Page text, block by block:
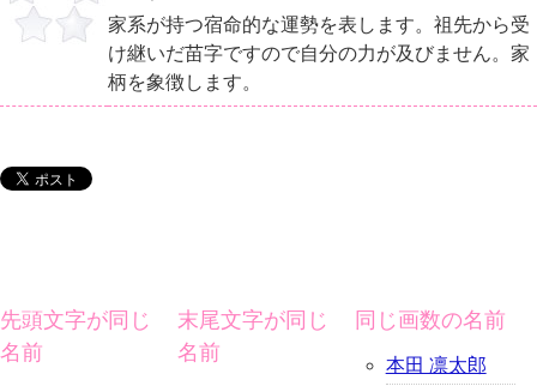
家系が持つ宿命的な運勢を表します。祖先から受
け継いだ苗字ですので自分の力が及びません。家
柄を象徴します。
先頭文字が同じ
名前
末尾文字が同じ
名前
同じ画数の名前
本田 凛太郎